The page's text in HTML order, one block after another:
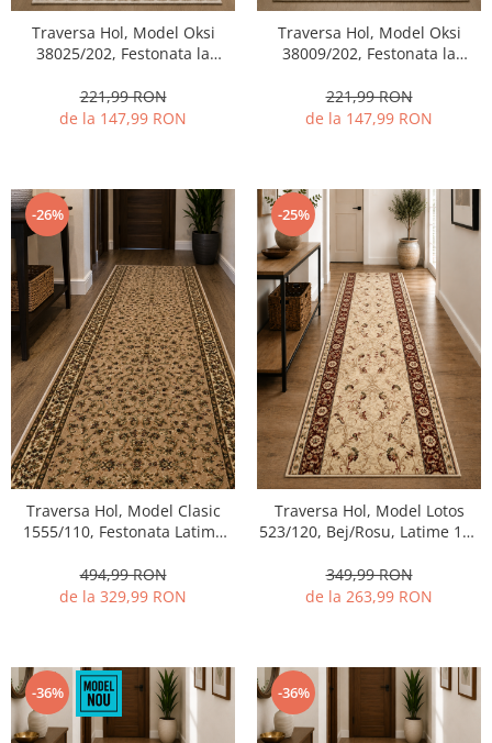
Traversa Hol, Model Oksi
38025/202, Festonata la
221,99 RON
de la 147,99 RON
Traversa Hol, Model Oksi
38009/202, Festonata la
221,99 RON
de la 147,99 RON
-26%
Traversa Hol, Model Clasic
1555/110, Festonata Latime
494,99 RON
de la 329,99 RON
-25%
Traversa Hol, Model Lotos
523/120, Bej/Rosu, Latime 120
349,99 RON
de la 263,99 RON
-36% -36%